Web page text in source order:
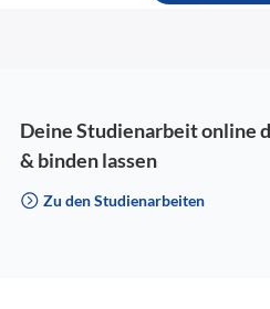
Deine Studienarbeit online
& binden lassen
Zu den Studienarbeiten